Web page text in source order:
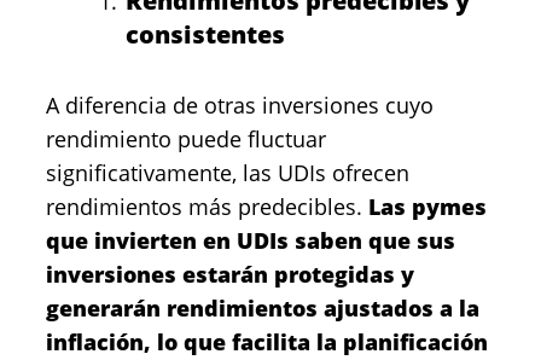
consistentes
A diferencia de otras inversiones cuyo
rendimiento puede fluctuar
significativamente, las UDIs ofrecen
rendimientos más predecibles. Las pymes
que invierten en UDIs saben que sus
inversiones estarán protegidas y
generarán rendimientos ajustados a la
inflación, lo que facilita la planificación